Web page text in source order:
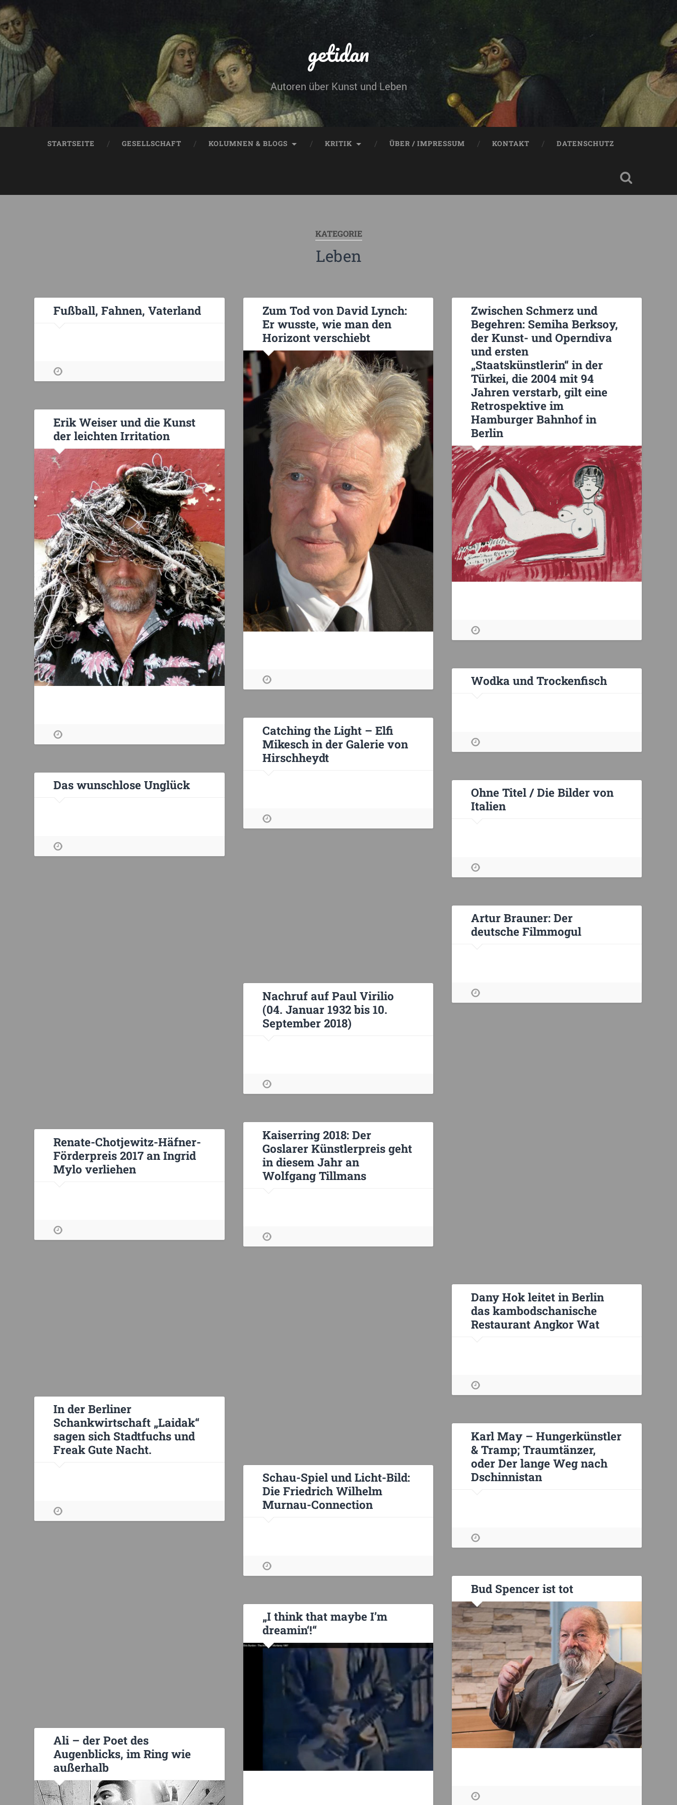
getidan
Autoren über Kunst und Leben
STARTSEITE GESELLSCHAFT KOLUMNEN & BLOGS KRITIK ÜBER / IMPRESSUM KONTAKT DATENSCHUTZ
KATEGORIE
Leben
Fußball, Fahnen, Vaterland
Zum Tod von David Lynch:
Er wusste, wie man den
Horizont verschiebt
Zwischen Schmerz und
Begehren: Semiha Berksoy,
der Kunst- und Operndiva
und ersten
„Staatskünstlerin“ in der
Türkei, die 2004 mit 94
Jahren verstarb, gilt eine
Retrospektive im
Hamburger Bahnhof in
Berlin
Erik Weiser und die Kunst
der leichten Irritation
Wodka und Trockenfisch
Catching the Light – Elfi
Mikesch in der Galerie von
Hirschheydt
Das wunschlose Unglück
Ohne Titel / Die Bilder von
Italien
Artur Brauner: Der
deutsche Filmmogul
Nachruf auf Paul Virilio
(04. Januar 1932 bis 10.
September 2018)
Kaiserring 2018: Der
Goslarer Künstlerpreis geht
in diesem Jahr an
Wolfgang Tillmans
Renate-Chotjewitz-Häfner-
Förderpreis 2017 an Ingrid
Mylo verliehen
Dany Hok leitet in Berlin
das kambodschanische
Restaurant Angkor Wat
In der Berliner
Schankwirtschaft „Laidak“
sagen sich Stadtfuchs und
Freak Gute Nacht.
Karl May – Hungerkünstler
& Tramp; Traumtänzer,
oder Der lange Weg nach
Dschinnistan
Schau-Spiel und Licht-Bild:
Die Friedrich Wilhelm
Murnau-Connection
Bud Spencer ist tot
„I think that maybe I’m
dreamin‘!“
Ali – der Poet des
Augenblicks, im Ring wie
außerhalb